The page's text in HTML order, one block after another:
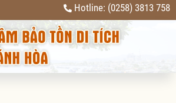
Hotline: (0258) 3813 758
Next